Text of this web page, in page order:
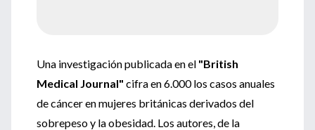
Una investigación publicada en el "British
Medical Journal" cifra en 6.000 los casos anuales
de cáncer en mujeres británicas derivados del
sobrepeso y la obesidad. Los autores, de la